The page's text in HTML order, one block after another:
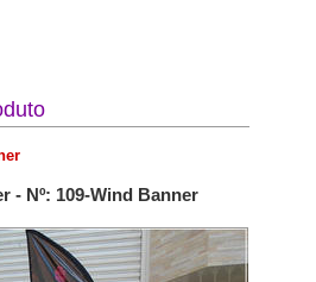
- Nº: 109-Wind Banner